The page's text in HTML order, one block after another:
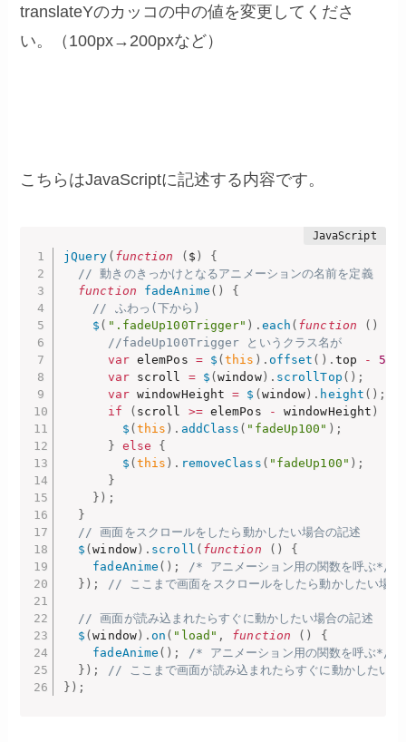
translateYのカッコの中の値を変更してくださ
い。（100px→200pxなど）
こちらはJavaScriptに記述する内容です。
jQuery ( function ( $ )
{
// 動きのきっかけとなるアニメーションの名前を定義
function
fadeAnime ( )
{
// ふわっ(下から)
$ ( ".fadeUp100Trigger" ) . each ( function ( )
//fadeUp100Trigger というクラス名が
var elemPos = $ (this ) . offset ( ) . top - 50
var scroll = $ (window) . scrollTop ( ) ;
var windowHeight = $ ( window ) . height ( ) ;
if
( scroll >= elemPos - windowHeight )
$ ( this ) . addClass ( "fadeUp100" ) ;
} else
{
$ ( this ) . removeClass ( "fadeUp100" ) ;
}
} ) ;
}
// 画面をスクロールをしたら動かしたい場合の記述
$ (window) . scroll ( function ( )
{
fadeAnime ( ) ;
/* アニメーション用の関数を呼ぶ*/
} ) ; // ここまで画面をスクロールをしたら動かしたい場合
// 画面が読み込まれたらすぐに動かしたい場合の記述
$ (window) .on ( "load" , function ( )
{
fadeAnime ( ) ;
/* アニメーション用の関数を呼ぶ*/
} ) ;
// ここまで画面が読み込まれたらすぐに動かしたい場
} ) ;